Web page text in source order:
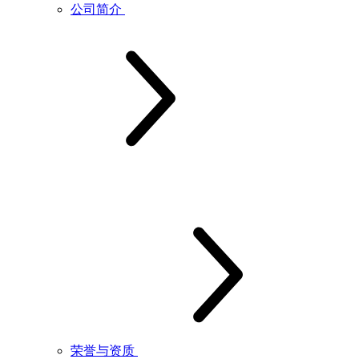
公司简介
荣誉与资质